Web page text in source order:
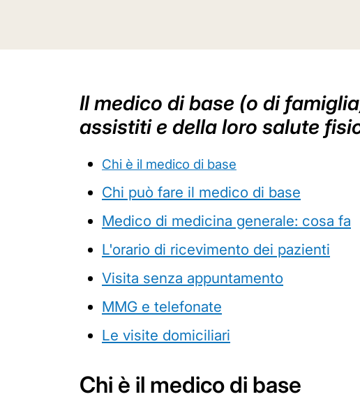
Il medico di base (o di
assistiti e della loro salute
Chi è il medico di base
Chi può fare il medico di base
Medico di medicina generale: cosa fa
L'orario di ricevimento dei pazienti
Visita senza appuntamento
MMG e telefonate
Le visite domiciliari
Chi è il medico di base